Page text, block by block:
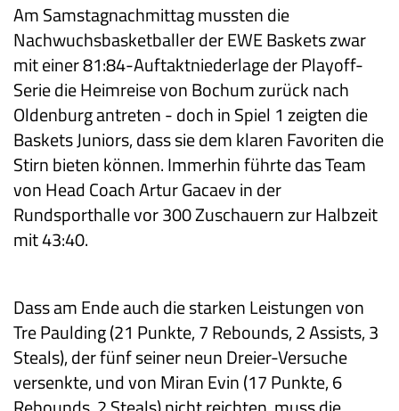
Am Samstagnachmittag mussten die
Nachwuchsbasketballer der EWE Baskets zwar
mit einer 81:84-Auftaktniederlage der Playoff-
Serie die Heimreise von Bochum zurück nach
Oldenburg antreten - doch in Spiel 1 zeigten die
Baskets Juniors, dass sie dem klaren Favoriten die
Stirn bieten können. Immerhin führte das Team
von Head Coach Artur Gacaev in der
Rundsporthalle vor 300 Zuschauern zur Halbzeit
mit 43:40.
Dass am Ende auch die starken Leistungen von
Tre Paulding (21 Punkte, 7 Rebounds, 2 Assists, 3
Steals), der fünf seiner neun Dreier-Versuche
versenkte, und von Miran Evin (17 Punkte, 6